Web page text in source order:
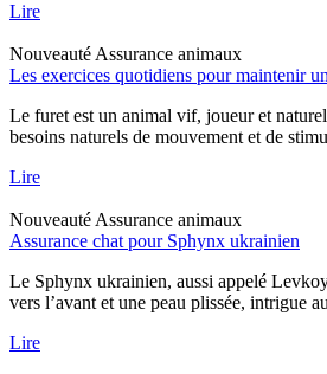
Lire
Nouveauté Assurance animaux
Les exercices quotidiens pour maintenir
Le furet est un animal vif, joueur et
besoins naturels de mouvement et de
Lire
Nouveauté Assurance animaux
Assurance chat pour Sphynx ukrainien
Le Sphynx ukrainien, aussi appelé
vers l’avant et une peau plissée, intrigue
Lire